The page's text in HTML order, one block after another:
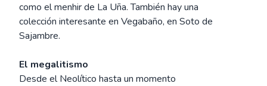
como el menhir de La Uña. También hay una
colección interesante en Vegabaño, en Soto de
Sajambre.
El megalitismo
Desde el Neolítico hasta un momento